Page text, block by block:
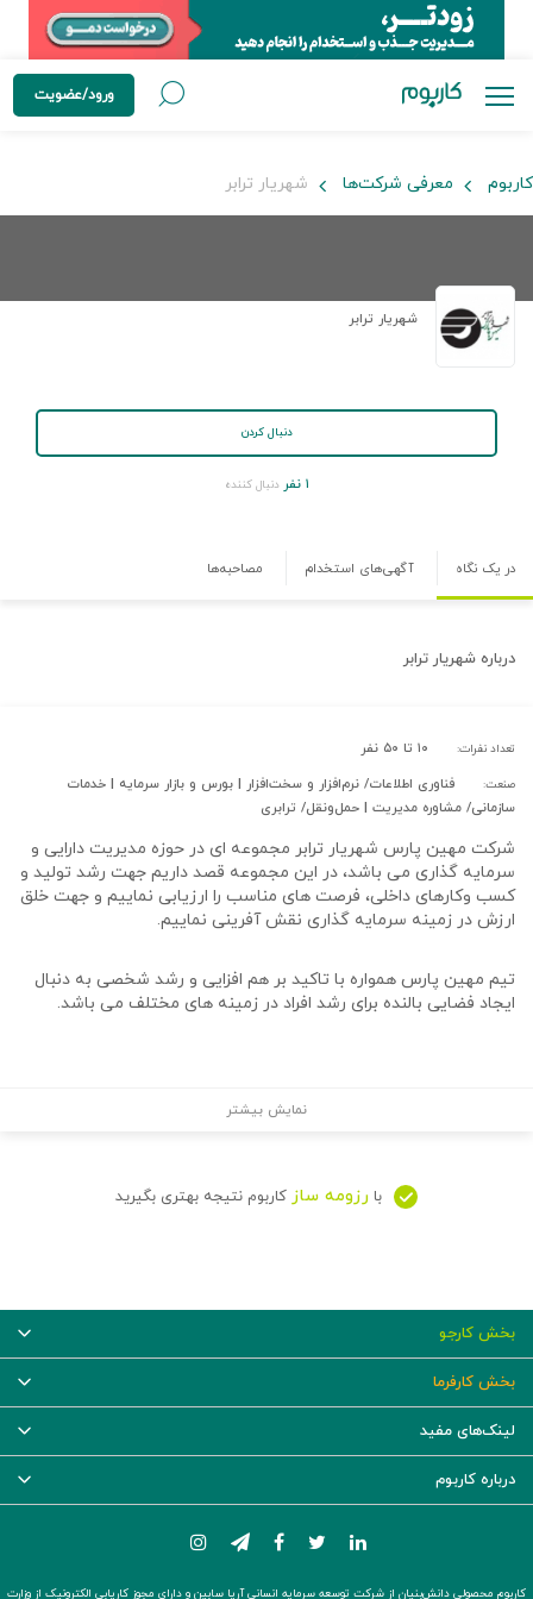
ورود/عضویت
کاربوم معرفی شرکت‌ها شهریار ترابر
شهریار ترابر
دنبال کردن
۱ نفر دنبال کننده
در یک نگاه آگهی‌های استخدام مصاحبه‌ها
درباره شهریار ترابر
تعداد نفرات: ۱۰ تا ۵۰ نفر
صنعت:
فناوری اطلاعات/ نرم‌افزار و سخت‌افزار | بورس و بازار سرمایه | خدمات
سازمانی/ مشاوره مدیریت | حمل‌و‌نقل/ ترابری
شرکت مهین پارس شهریار ترابر مجموعه ای در حوزه مدیریت دارایی و
سرمایه گذاری می باشد، در این مجموعه قصد داریم جهت رشد تولید و
کسب وکارهای داخلی، فرصت های مناسب را ارزیابی نماییم و جهت خلق
ارزش در زمینه سرمایه گذاری نقش آفرینی نماییم.
تیم مهین پارس همواره با تاکید بر هم افزایی و رشد شخصی به دنبال
ایجاد فضایی بالنده برای رشد افراد در زمینه های مختلف می باشد.
نمایش بیشتر
با رزومه ساز کاربوم نتیجه بهتری بگیرید
بخش کارجو
بخش کارفرما
لینک‌های مفید
درباره کاربوم
کاربوم محصولی دانش‌بنیان از شرکت توسعه سرمایه انسانی آریا سابین و دارای مجوز کاریابی الکترونیک از وزارت